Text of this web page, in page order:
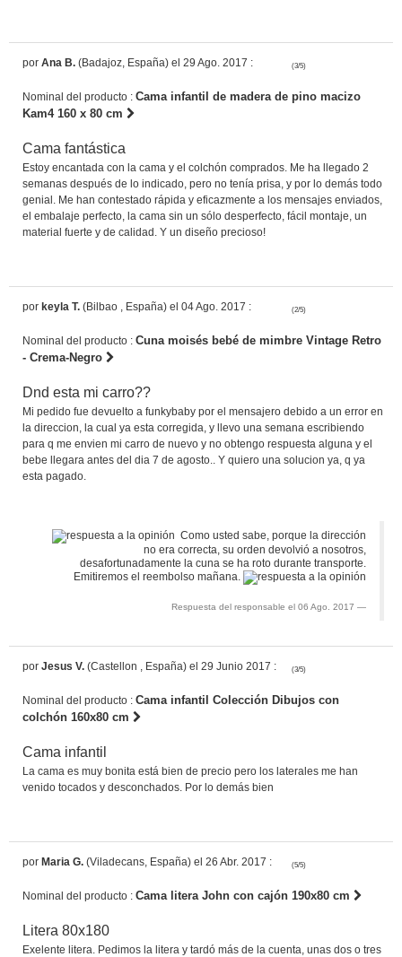
por Ana B. (Badajoz, España) el 29 Ago. 2017 : (3/5)
Nominal del producto : Cama infantil de madera de pino macizo
Kam4 160 x 80 cm
Cama fantástica
Estoy encantada con la cama y el colchón comprados. Me ha llegado 2
semanas después de lo indicado, pero no tenía prisa, y por lo demás todo
genial. Me han contestado rápida y eficazmente a los mensajes enviados,
el embalaje perfecto, la cama sin un sólo desperfecto, fácil montaje, un
material fuerte y de calidad. Y un diseño precioso!
por keyla T. (Bilbao , España) el 04 Ago. 2017 : (2/5)
Nominal del producto : Cuna moisés bebé de mimbre Vintage Retro
- Crema-Negro
Dnd esta mi carro??
Mi pedido fue devuelto a funkybaby por el mensajero debido a un error en
la direccion, la cual ya esta corregida, y llevo una semana escribiendo
para q me envien mi carro de nuevo y no obtengo respuesta alguna y el
bebe llegara antes del dia 7 de agosto.. Y quiero una solucion ya, q ya
esta pagado.
Como usted sabe, porque la dirección
no era correcta, su orden devolvió a nosotros,
desafortunadamente la cuna se ha roto durante transporte.
Emitiremos el reembolso mañana.
Respuesta del responsable el 06 Ago. 2017
por Jesus V. (Castellon , España) el 29 Junio 2017 : (3/5)
Nominal del producto : Cama infantil Colección Dibujos con
colchón 160x80 cm
Cama infantil
La cama es muy bonita está bien de precio pero los laterales me han
venido tocados y desconchados. Por lo demás bien
por Maria G. (Viladecans, España) el 26 Abr. 2017 : (5/5)
Nominal del producto : Cama litera John con cajón 190x80 cm
Litera 80x180
Exelente litera. Pedimos la litera y tardó más de la cuenta, unas dos o tres